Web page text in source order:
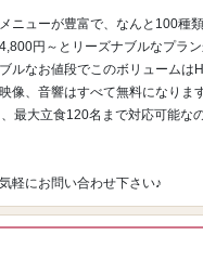
ニューが豊富で、なんと100種
円～とリーズナブルなプラ
ルなお値段でこのボリュームは
像、音響はすべて無料になります
最大立食120名まで対応可能な
軽にお問い合わせ下さい♪